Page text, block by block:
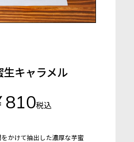
生キャラメル
810税込
かけて抽出した濃厚な芋蜜